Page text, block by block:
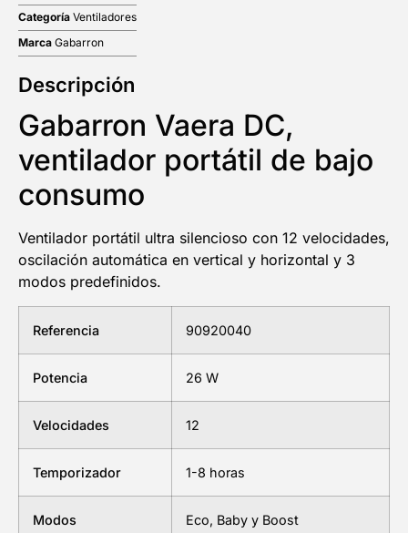
Categoría Ventiladores
Marca Gabarron
Descripción
Gabarron Vaera DC,
ventilador portátil de bajo
consumo
Ventilador portátil ultra silencioso con 12 velocidades,
oscilación automática en vertical y horizontal y 3
modos predefinidos.
Referencia 90920040
Potencia 26 W
Velocidades 12
Temporizador 1-8 horas
Modos Eco, Baby y Boost